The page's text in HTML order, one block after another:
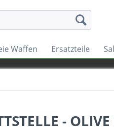
Waffen Ersatzteile
-